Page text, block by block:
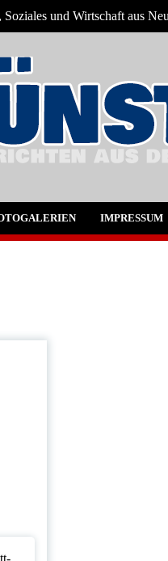
und Wirtschaft aus
und
IMPRESSUM